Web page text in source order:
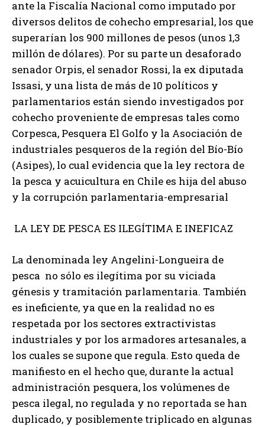
ante la Fiscalía Nacional como imputado por
diversos delitos de cohecho empresarial, los que
superarían los 900 millones de pesos (unos 1,3
millón de dólares). Por su parte un desaforado
senador Orpis, el senador Rossi, la ex diputada
Issasi, y una lista de más de 10 políticos y
parlamentarios están siendo investigados por
cohecho proveniente de empresas tales como
Corpesca, Pesquera El Golfo y la Asociación de
industriales pesqueros de la región del Bío-Bío
(Asipes), lo cual evidencia que la ley rectora de
la pesca y acuicultura en Chile es hija del abuso
y la corrupción parlamentaria-empresarial
LA LEY DE PESCA ES ILEGÍTIMA E INEFICAZ
La denominada ley Angelini-Longueira de
pesca no sólo es ilegítima por su viciada
génesis y tramitación parlamentaria. También
es ineficiente, ya que en la realidad no es
respetada por los sectores extractivistas
industriales y por los armadores artesanales, a
los cuales se supone que regula. Esto queda de
manifiesto en el hecho que, durante la actual
administración pesquera, los volúmenes de
pesca ilegal, no regulada y no reportada se han
duplicado, y posiblemente triplicado en algunas